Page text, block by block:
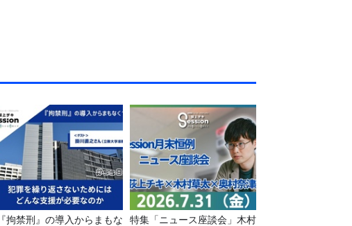
『拘禁刑』の導入からまもな
特集「ニュース座談会」木村